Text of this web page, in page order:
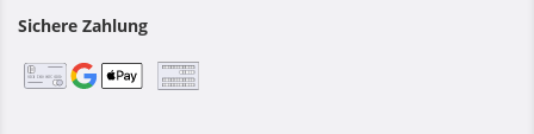
Sichere Zahlung